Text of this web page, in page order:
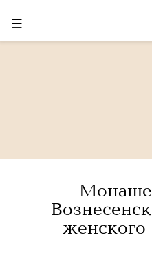
☰
женского